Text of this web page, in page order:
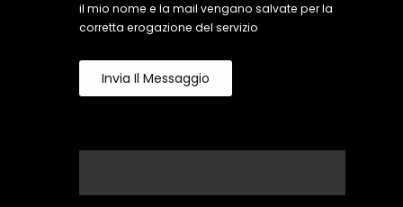
il mio nome e la mail vengano salvate per la
corretta erogazione del servizio
Invia Il Messaggio